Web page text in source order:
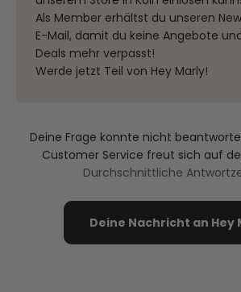
Als Member erhältst du unseren
E-Mail, damit du keine Angebote
Deals mehr verpasst!
Werde jetzt Teil von Hey Marly!
Deine Frage konnte nicht
Customer Service freut sich auf
Durchschnittliche
Deine Nachricht an Hey